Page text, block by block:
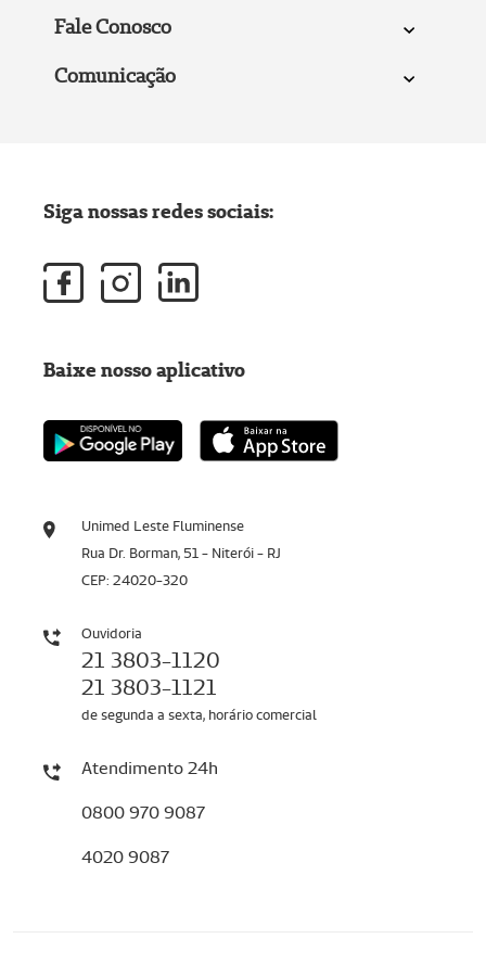
Fale Conosco
Comunicação
Unimed Leste Fluminense
Rua Dr. Borman, 51 - Niterói - RJ
CEP: 24020-320
Ouvidoria
21 3803-1120
21 3803-1121
de segunda a sexta, horário comercial
Atendimento 24h
0800 970 9087
4020 9087
Siga nossas redes sociais:
Baixe nosso aplicativo